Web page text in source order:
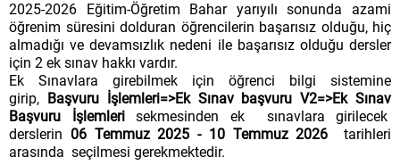
2025-2026 Eğitim-Öğretim Bahar yarıyılı sonunda azami
öğrenim süresini dolduran öğrencilerin başarısız olduğu, hiç
almadığı ve devamsızlık nedeni ile başarısız olduğu dersler
için 2 ek sınav hakkı vardır.
Ek Sınavlara girebilmek için öğrenci bilgi sistemine
girip, Başvuru İşlemleri=>Ek Sınav başvuru V2=>Ek Sınav
Başvuru İşlemlerisekmesinden ek sınavlara girilecek
derslerin 06 Temmuz 2025 - 10 Temmuz 2026 tarihleri
arasında seçilmesi gerekmektedir.